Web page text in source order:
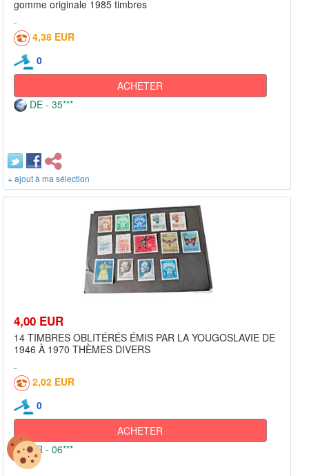
gomme originale 1985 timbres
4,38 EUR
0
ACHETER
DE - 35***
+ ajout à ma sélection
4,00 EUR
14 TIMBRES OBLITÉRÉS ÉMIS PAR LA YOUGOSLAVIE DE
1946 À 1970 THÈMES DIVERS
2,02 EUR
0
ACHETER
FR - 06***